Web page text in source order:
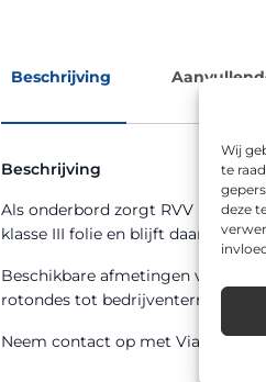
Wij
te
deze
Beschrijving
Beschrijving
Als onderbord zorgt RVV model
klasse III folie en blijft daardoor
Beschikbare afmetingen voor dit
rotondes tot bedrijventerreinen,
Neem contact op met Via van